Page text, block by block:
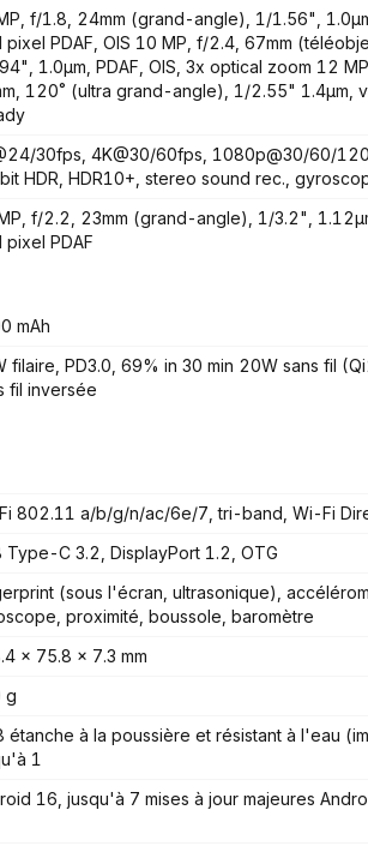
f/1.8, 24mm (grand-angle), 1/1.56",
pixel PDAF, OIS 10 MP, f/2.4, 67mm
1.0µm, PDAF, OIS, 3x optical zoom 12
120˚ (ultra grand-angle), 1/2.55" 1.4µm,
30fps, 4K@30/60fps, 1080p@30/60/
HDR, HDR10+, stereo sound rec.,
f/2.2, 23mm (grand-angle), 1/3.2",
pixel PDAF
mAh
filaire, PD3.0, 69% in 30 min 20W sans fil
fil inversée
802.11 a/b/g/n/ac/6e/7, tri-band, Wi-Fi
Type-C 3.2, DisplayPort 1.2, OTG
(sous l'écran, ultrasonique),
proximité, boussole, baromètre
x 75.8 x 7.3 mm
g
étanche à la poussière et résistant à l'eau
1
16, jusqu'à 7 mises à jour majeures